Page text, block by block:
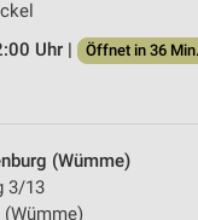
Uhr |
Öffnet in 36 Min.
(Wümme)
3/13
(Wümme)